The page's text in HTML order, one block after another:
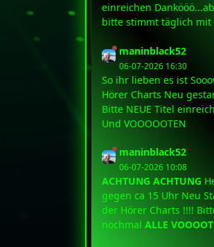
einreichen
bitte stimmt täglich mit
maninblack52
06-07-2026 16:30
So ihr lieben es ist
Hörer Charts Neu
Bitte NEUE Titel
Und VOOOOOTEN
maninblack52
06-07-2026 10:08
ACHTUNG ACHTUNG
gegen ca 15 Uhr Neu
der Hörer Charts !!!!
nochmal ALLE